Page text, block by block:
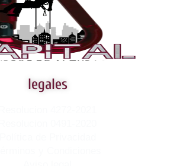
legales